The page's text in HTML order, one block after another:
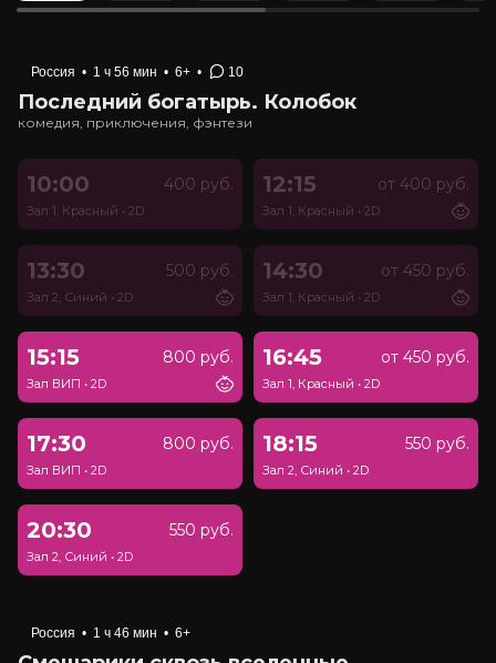
Россия • 1 ч 56 мин • 6+ • 10
Последний богатырь. Колобок
комедия, приключения, фэнтези
10:00 400 руб.
Зал 1, Красный • 2D
12:15 от 400 руб.
Зал 1, Красный • 2D
13:30 500 руб.
Зал 2, Синий • 2D
14:30 от 450 руб.
Зал 1, Красный • 2D
15:15 800 руб.
Зал ВИП • 2D
16:45 от 450 руб.
Зал 1, Красный • 2D
17:30 800 руб.
Зал ВИП • 2D
18:15 550 руб.
Зал 2, Синий • 2D
20:30 550 руб.
Зал 2, Синий • 2D
Россия • 1 ч 46 мин • 6+